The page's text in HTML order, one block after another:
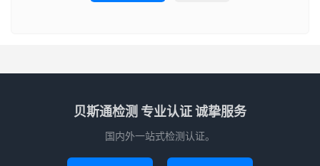
贝斯通检测 专业认证 诚挚服务
国内外一站式检测认证。